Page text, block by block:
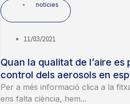
notícies
11/03/2021
Quan la qualitat de l’aire es
control dels aerosols en
Per a més informació clica a la
ens falta ciència, hem...